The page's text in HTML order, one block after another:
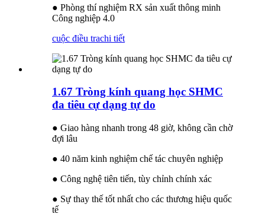
● Phòng thí nghiệm RX sản xuất thông minh
Công nghiệp 4.0
cuộc điều trachi tiết
1.67 Tròng kính quang học SHMC
đa tiêu cự dạng tự do
● Giao hàng nhanh trong 48 giờ, không cần chờ
đợi lâu
● 40 năm kinh nghiệm chế tác chuyên nghiệp
● Công nghệ tiên tiến, tùy chỉnh chính xác
● Sự thay thế tốt nhất cho các thương hiệu quốc
tế